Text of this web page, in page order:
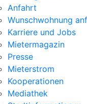
Anfahrt
Wunschwohnung
Karriere und Jobs
Mietermagazin
Presse
Mieterstrom
Kooperationen
Mediathek